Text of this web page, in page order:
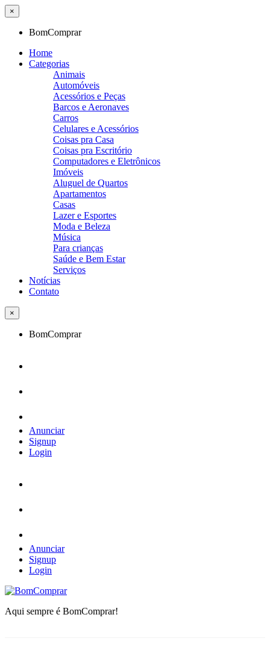
×
BomComprar
Home
Categorias
Animais
Automóveis
Acessórios e Peças
Barcos e Aeronaves
Carros
Celulares e Acessórios
Coisas pra Casa
Coisas pra Escritório
Computadores e Eletrônicos
Imóveis
Aluguel de Quartos
Apartamentos
Casas
Lazer e Esportes
Moda e Beleza
Música
Para crianças
Saúde e Bem Estar
Serviços
Notícias
Contato
×
BomComprar
Anunciar
Signup
Login
Anunciar
Signup
Login
BomComprar
Aqui sempre é BomComprar!